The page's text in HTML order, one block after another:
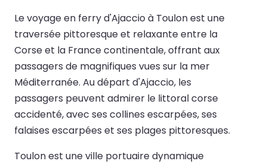
Le voyage en ferry d'Ajaccio à Toulon est une
traversée pittoresque et relaxante entre la
Corse et la France continentale, offrant aux
passagers de magnifiques vues sur la mer
Méditerranée. Au départ d'Ajaccio, les
passagers peuvent admirer le littoral corse
accidenté, avec ses collines escarpées, ses
falaises escarpées et ses plages pittoresques.
Toulon est une ville portuaire dynamique